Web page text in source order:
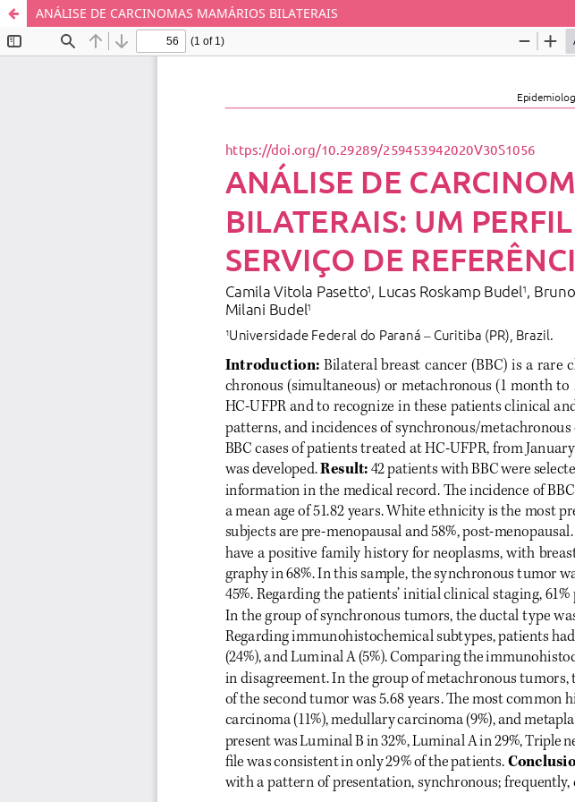
ANÁLISE DE CARCINOMAS MAMÁRIOS BILATERAIS